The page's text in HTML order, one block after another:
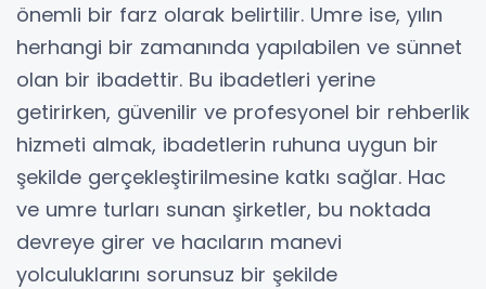
önemli bir farz olarak belirtilir. Umre ise, yılın
herhangi bir zamanında yapılabilen ve sünnet
olan bir ibadettir. Bu ibadetleri yerine
getirirken, güvenilir ve profesyonel bir rehberlik
hizmeti almak, ibadetlerin ruhuna uygun bir
şekilde gerçekleştirilmesine katkı sağlar. Hac
ve umre turları sunan şirketler, bu noktada
devreye girer ve hacıların manevi
yolculuklarını sorunsuz bir şekilde